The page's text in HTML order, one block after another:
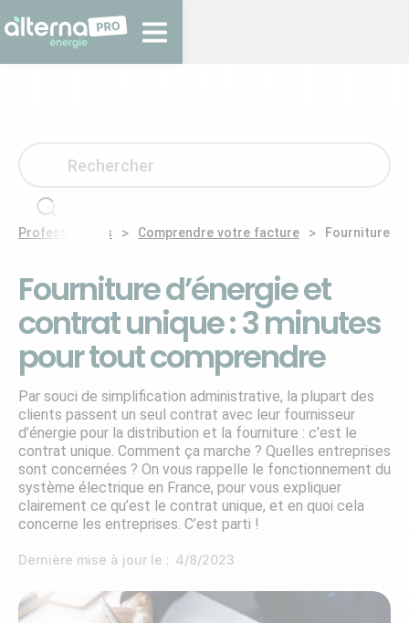
Professionnels > Comprendre votre facture > Fourniture
Fourniture d’énergie et
contrat unique : 3 minutes
pour tout comprendre
Par souci de simplification administrative, la plupart des
clients passent un seul contrat avec leur fournisseur
d’énergie pour la distribution et la fourniture : c’est le
contrat unique. Comment ça marche ? Quelles entreprises
sont concernées ? On vous rappelle le fonctionnement du
système électrique en France, pour vous expliquer
clairement ce qu’est le contrat unique, et en quoi cela
concerne les entreprises. C’est parti !
Dernière mise à jour le : 4/8/2023